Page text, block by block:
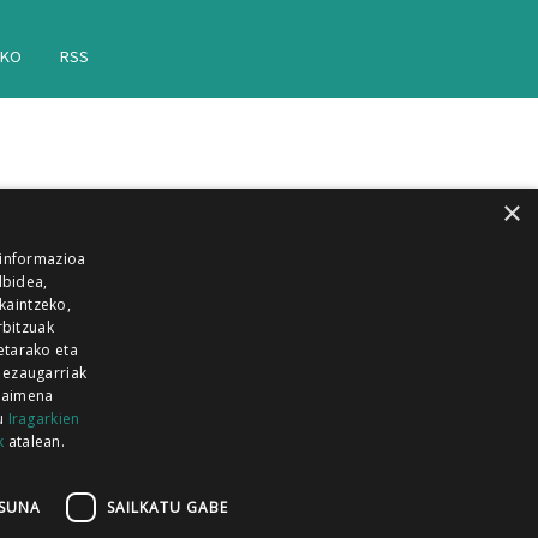
RSS
GUKA
GUKA ZUMAIA GUKA
×
eta
Iragarkien
atalean.
SAILKATU GABE